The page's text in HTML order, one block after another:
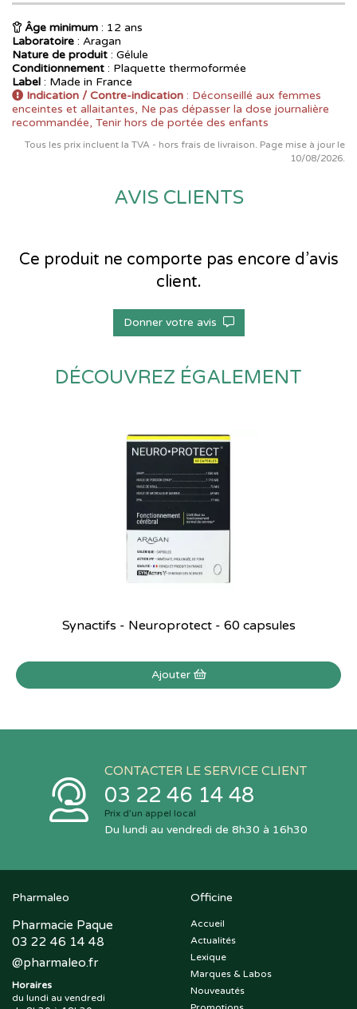
Âge minimum : 12 ans
Laboratoire : Aragan
Nature de produit : Gélule
Conditionnement : Plaquette thermoformée
Label : Made in France
Indication / Contre-indication : Déconseillé aux femmes
enceintes et allaitantes, Ne pas dépasser la dose journalière
recommandée, Tenir hors de portée des enfants
Tous les prix incluent la TVA - hors frais de livraison. Page mise à jour le
10/08/2026.
AVIS CLIENTS
Ce produit ne comporte pas encore d’avis
client.
Donner votre avis
DÉCOUVREZ ÉGALEMENT
Synactifs - Neuroprotect - 60 capsules
Ajouter
CONTACTER LE SERVICE CLIENT
03 22 46 14 48
Prix d’un appel local
Du lundi au vendredi de 8h30 à 16h30
Pharmaleo
Pharmacie Paque
03 22 46 14 48
@pharmaleo.fr
Horaires
du lundi au vendredi
Officine
Accueil
Actualités
Lexique
Marques & Labos
Nouveautés